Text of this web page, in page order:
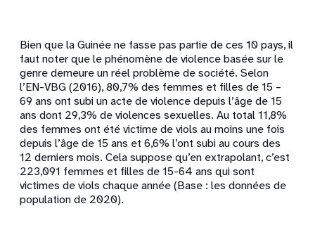
Bien que la Guinée ne fasse pas partie de ces 10 pays, il
faut noter que le phénomène de violence basée sur le
genre demeure un réel problème de société. Selon
l’EN-VBG (2016), 80,7% des femmes et filles de 15 –
69 ans ont subi un acte de violence depuis l’âge de 15
ans dont 29,3% de violences sexuelles. Au total 11,8%
des femmes ont été victime de viols au moins une fois
depuis l’âge de 15 ans et 6,6% l’ont subi au cours des
12 derniers mois. Cela suppose qu’en extrapolant, c’est
223,091 femmes et filles de 15-64 ans qui sont
victimes de viols chaque année (Base : les données de
population de 2020).